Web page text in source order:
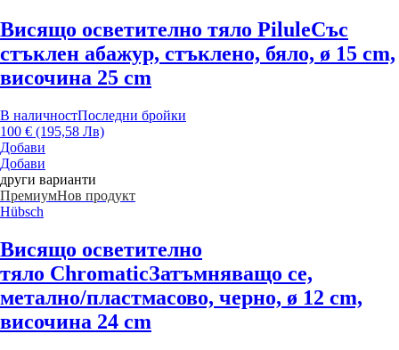
Висящо осветително тяло PiluleСъс
стъклен абажур, стъклено, бяло, ø 15 cm,
височина 25 cm
В наличностПоследни бройки
100 € (195,58 Лв)
Добави
Добави
други варианти
ПремиумНов продукт
Hübsch
Висящо осветително
тяло ChromaticЗатъмняващо се,
метално/пластмасово, черно, ø 12 cm,
височина 24 cm